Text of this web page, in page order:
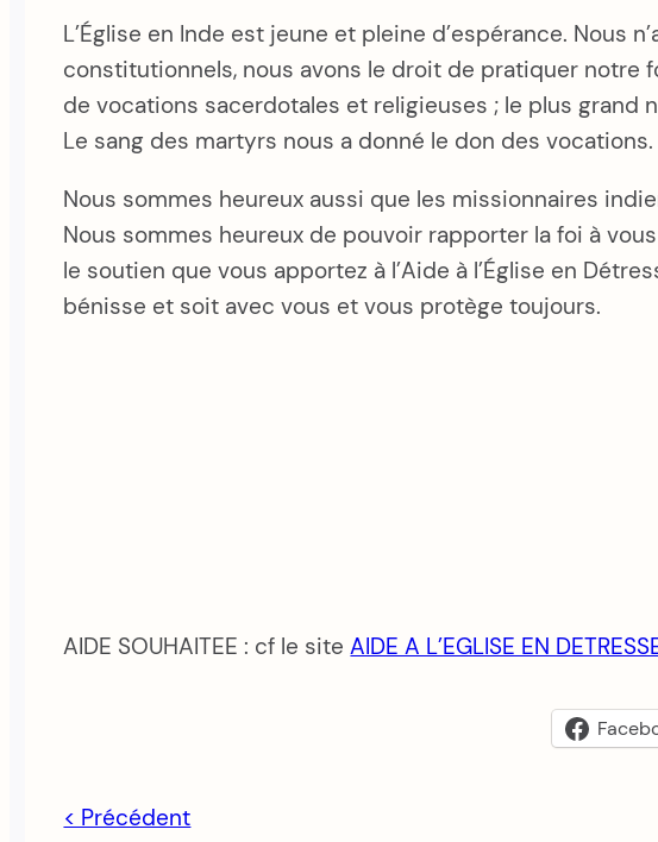
L’Église en Inde est jeune et pleine d’espérance. Nous
constitutionnels, nous avons le droit de pratiquer notre
de vocations sacerdotales et religieuses ; le plus grand
Le sang des martyrs nous a donné le don des vocations.
Nous sommes heureux aussi que les missionnaires
Nous sommes heureux de pouvoir rapporter la foi à
le soutien que vous apportez à l’Aide à l’Église en
bénisse et soit avec vous et vous protège toujours.
AIDE SOUHAITEE : cf le siteAIDE A L’EGLISE EN
< Précédent